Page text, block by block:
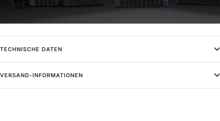
TECHNISCHE DATEN
VERSAND-INFORMATIONEN